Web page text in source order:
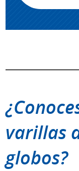
varillas
globos?